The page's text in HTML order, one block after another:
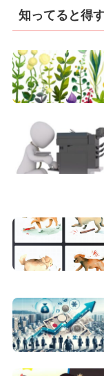
リ
ー
知ってると得